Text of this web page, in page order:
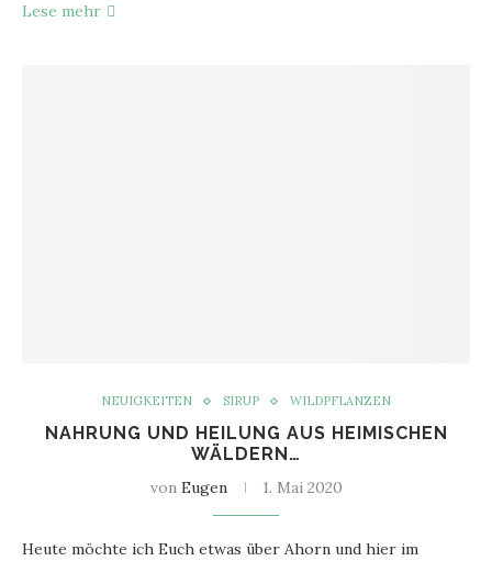
Lese mehr
NEUIGKEITEN SIRUP WILDPFLANZEN
NAHRUNG UND HEILUNG AUS HEIMISCHEN
WÄLDERN…
von Eugen 1. Mai 2020
Heute möchte ich Euch etwas über Ahorn und hier im